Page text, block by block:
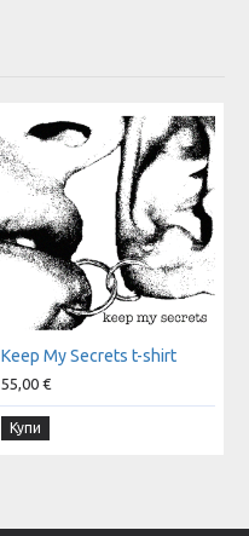
Keep My Secrets t-shirt
55,00 €
Купи